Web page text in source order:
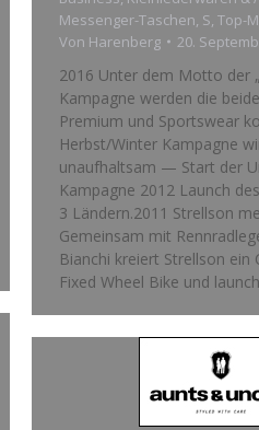
Messenger-Taschen, S, Top-
Von Harenberg 20.
2016 Unter dem Motto der
Kampagne werden die
Premium und Sportswear
Herbst/Winter Kampagne
unaufhaltsam — Start der
Kampagne 2012 Launch
3 Ländern.2011 Strellson
Gemeinsam mit
Bianchi kreiert Strellson ein
Fixed Wheel Bike und